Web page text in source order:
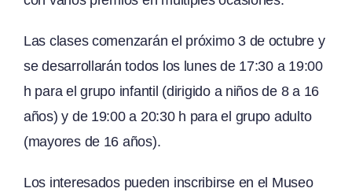
Las clases comenzarán el próximo 3 de octubre y
se desarrollarán todos los lunes de 17:30 a 19:00
h para el grupo infantil (dirigido a niños de 8 a 16
años) y de 19:00 a 20:30 h para el grupo adulto
(mayores de 16 años).
Los interesados pueden inscribirse en el Museo